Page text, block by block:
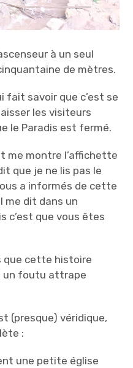
à un seul
de mètres.
fait savoir que c’est se
les visiteurs
le Paradis est fermé.
me montre l’affichette
que je ne lis pas le
a informés de cette
me dit dans un
c’est que vous êtes
que cette histoire
un foutu attrape
(presque) véridique,
:
une petite église